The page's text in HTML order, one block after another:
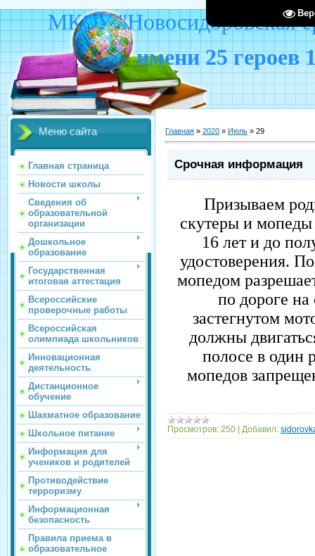
МКОУ "Новосидоровская
имени 25 героев
Меню сайта
Главная страница
Новости школы
Сведения об
образовательной
организации
Дошкольное
образование
Государственная
итоговая аттестация
Всероссийские
проверочные работы
Всероссийская
олимпиада школьников
Инновационная
деятельность
Дистанционное
обучение
Шахматное образование
Школьное питание
Информация для
учеников и родителей
Противодействие
терроризму
Информационная
безопасность
Правила приема в
образовательное
Главная » 2020 » Июль » 29
Срочная информация
Призываем
скутеры и
16 лет и до
удостоверения.
мопедом
по дороге
застегнутом
должны
полосе в один
мопедов
Просмотров: 250 | Добавил: